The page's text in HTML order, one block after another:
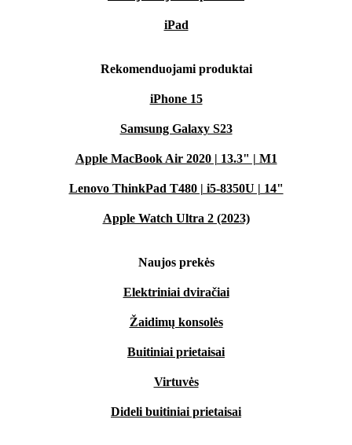
iPad
Rekomenduojami produktai
iPhone 15
Samsung Galaxy S23
Apple MacBook Air 2020 | 13.3" | M1
Lenovo ThinkPad T480 | i5-8350U | 14"
Apple Watch Ultra 2 (2023)
Naujos prekės
Elektriniai dviračiai
Žaidimų konsolės
Buitiniai prietaisai
Virtuvės
Dideli buitiniai prietaisai